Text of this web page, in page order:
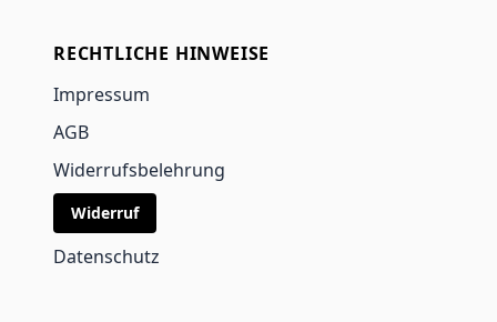
RECHTLICHE HINWEISE
Impressum
AGB
Widerrufsbelehrung
Widerruf
Datenschutz